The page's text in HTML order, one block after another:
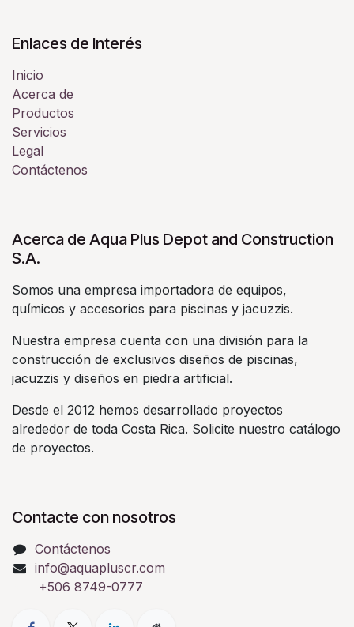
Enlaces de Interés
Inicio
Acerca de
Productos
Servicios
Legal
Contáctenos
Acerca de Aqua Plus Depot and Construction
S.A.
Somos una empresa importadora de equipos,
químicos y accesorios para piscinas y jacuzzis.
Nuestra empresa cuenta con una división para la
construcción de exclusivos diseños de piscinas,
jacuzzis y diseños en piedra artificial.
Desde el 2012 hemos desarrollado proyectos
alrededor de toda Costa Rica. Solicite nuestro catálogo
de proyectos.
Contacte con nosotros
Contáctenos
info@aquapluscr.com
+506 8749-0777